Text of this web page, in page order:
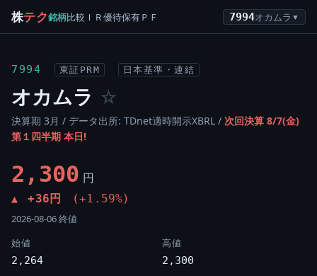
株テク銘柄比較 ＩＲ優待保有ＰＦ 7994オカムラ ▼
7994 東証PRM 日本基準・連結
オカムラ ☆
決算期 3月 / データ出所: TDnet適時開示XBRL / 次回決算 8/7(金)
第１四半期 本日!
2,300 円
▲ +36円 (+1.59%)
2026-08-06 終値
始値
2,264
高値
2,300